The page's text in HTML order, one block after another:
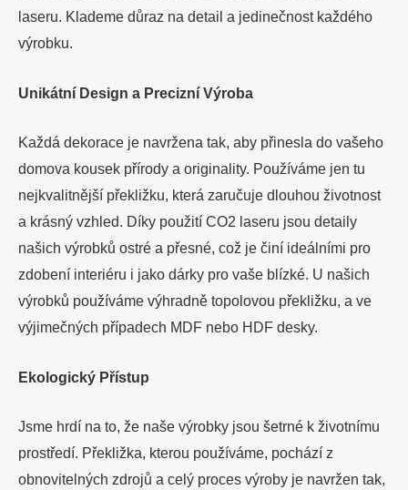
laseru. Klademe důraz na detail a jedinečnost každého
výrobku.
Unikátní Design a Precizní Výroba
Každá dekorace je navržena tak, aby přinesla do vašeho
domova kousek přírody a originality. Používáme jen tu
nejkvalitnější překližku, která zaručuje dlouhou životnost
a krásný vzhled. Díky použití CO2 laseru jsou detaily
našich výrobků ostré a přesné, což je činí ideálními pro
zdobení interiéru i jako dárky pro vaše blízké. U našich
výrobků používáme výhradně topolovou překližku, a ve
výjimečných případech MDF nebo HDF desky.
Ekologický Přístup
Jsme hrdí na to, že naše výrobky jsou šetrné k životnímu
prostředí. Překližka, kterou používáme, pochází z
obnovitelných zdrojů a celý proces výroby je navržen tak,